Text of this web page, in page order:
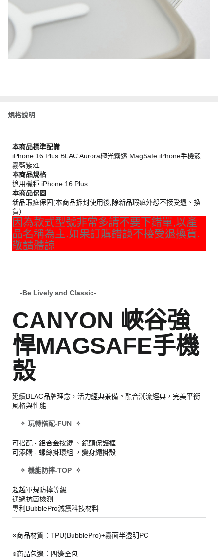
規格說明
本商品標準配備
iPhone 16 Plus BLAC Aurora極光霧透 MagSafe iPhone手機殼
霧藍紫x1
本商品規格
適用機種:iPhone 16 Plus
本商品保固
新品瑕疵保固(本商品拆封使用後,除新品瑕疵外恕不接受退、換
貨）
因為款式型號非常多請不要下錯單,以產
品名稱為主.如果訂購錯誤不接受退換貨.
敬請體諒
-Be Lively and Classic-
CANYON 峽谷強
悍MAGSAFE手機
殼
延續BLAC品牌理念，活力經典兼備。融合潮流經典，完美平衡
風格與性能
✧ 玩轉搭配-FUN ✧
可搭配 - 鋁合金按鍵 、鏡頭保護框
可添購 - 螺絲掛環組 ，變身繩掛殼
✧ 機能防摔-TOP ✧
超越軍規防摔等級
通過抗菌檢測
專利BubblePro減震科技材料
※商品材質：TPU(BubblePro)+霧面半透明PC
※商品包邊：四邊全包